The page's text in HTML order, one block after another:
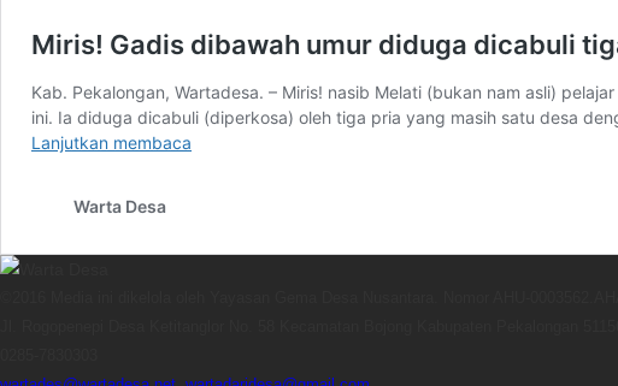
Miris! Gadis dibawah umur diduga dicabuli
Kab. Pekalongan, Wartadesa. – Miris! nasib Melati (bukan nam asli)
ini. Ia diduga dicabuli (diperkosa) oleh tiga pria yang masih satu desa
Lanjutkan membaca
Warta Desa